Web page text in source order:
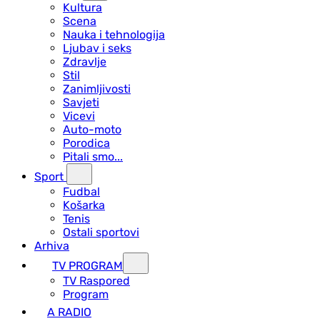
Kultura
Scena
Nauka i tehnologija
Ljubav i seks
Zdravlje
Stil
Zanimljivosti
Savjeti
Vicevi
Auto-moto
Porodica
Pitali smo...
Sport
Fudbal
Košarka
Tenis
Ostali sportovi
Arhiva
TV PROGRAM
ТV Raspored
Program
A RADIO